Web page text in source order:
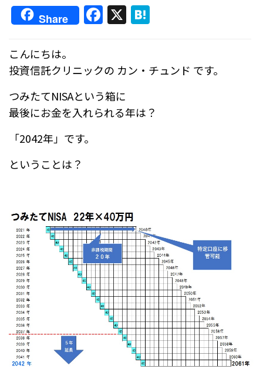
よくあるご質問
お問い合わせ
Share F
a
e
b
o
X
n
こんにちは。
投資信託クリニックの カン・チュンド です。
つみたてNISAという箱に
最後にお金を入れられる年は？
「2042年」です。
ということは？